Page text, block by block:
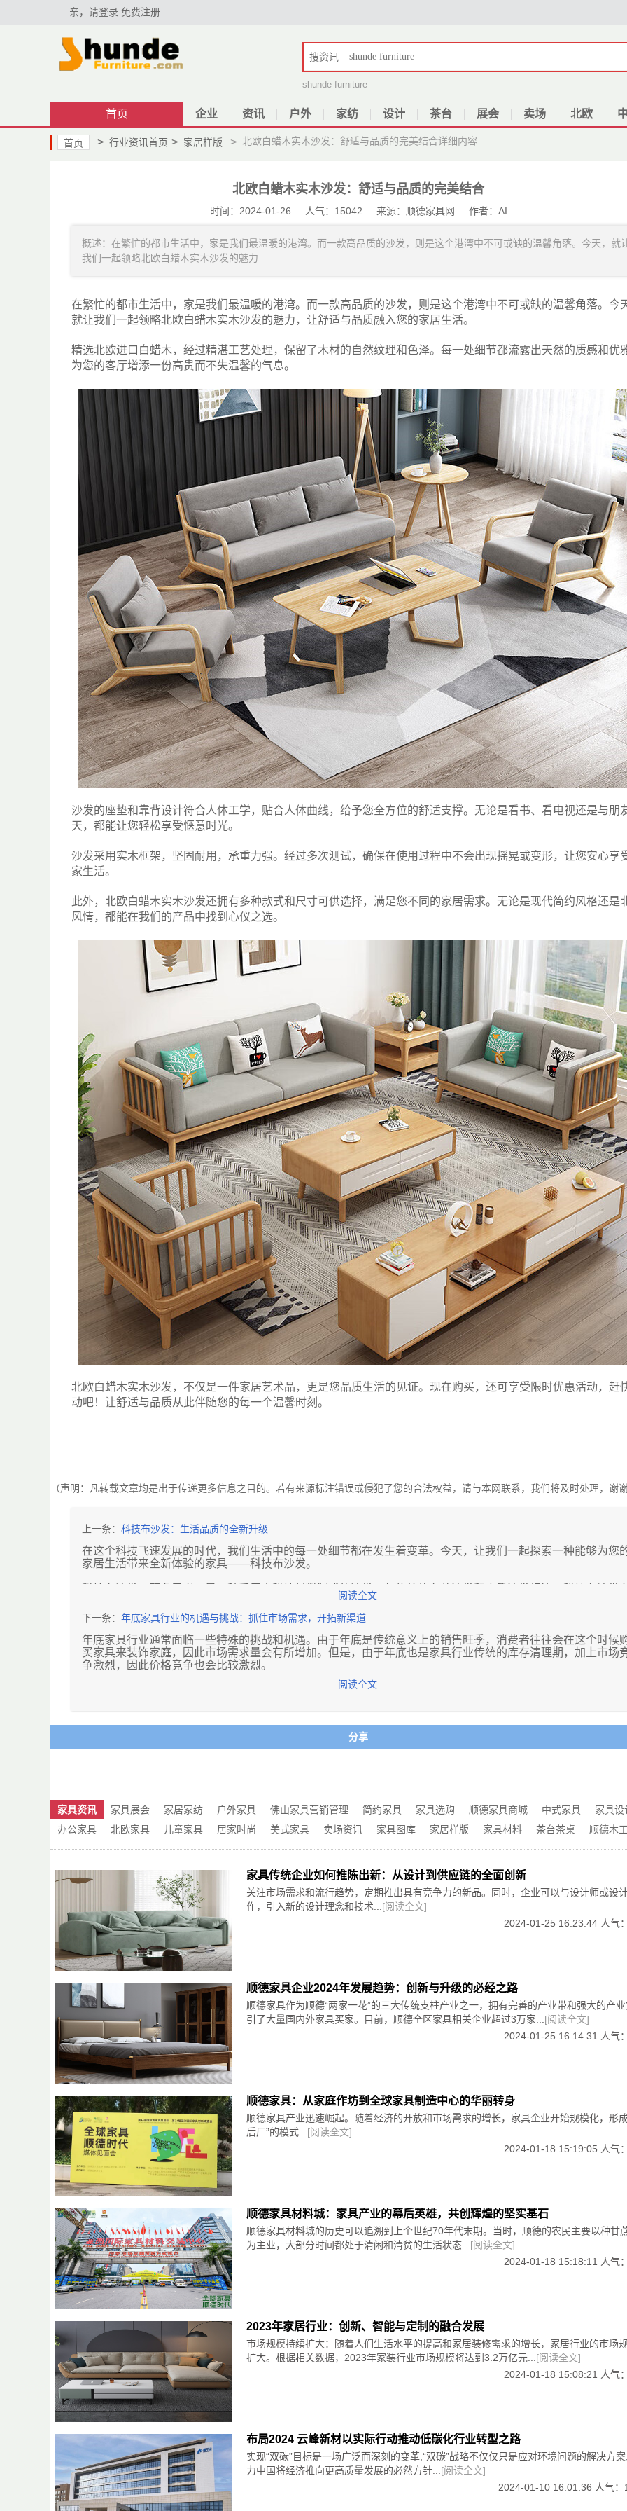
亲，请登录 免费注册
搜资讯
shunde furniture
首页 企业 资讯 户外 家纺 设计 茶台 展会 卖场 北欧
首页 > 行业资讯首页 > 家居样版 > 北欧白蜡木实木沙发：舒适与品质的完美结合详细内容
北欧白蜡木实木沙发：舒适与品质的完美结合
时间：2024-01-26 人气：15042 来源：顺德家具网 作者：AI
概述：在繁忙的都市生活中，家是我们最温暖的港湾。而一款高品质的沙发，则是这个港湾中不可或缺的温馨角落。今天，就
我们一起领略北欧白蜡木实木沙发的魅力......
在繁忙的都市生活中，家是我们最温暖的港湾。而一款高品质的沙发，则是这个港湾中不可或缺的温馨角落。今
就让我们一起领略北欧白蜡木实木沙发的魅力，让舒适与品质融入您的家居生活。
精选北欧进口白蜡木，经过精湛工艺处理，保留了木材的自然纹理和色泽。每一处细节都流露出天然的质感和优
为您的客厅增添一份高贵而不失温馨的气息。
沙发的座垫和靠背设计符合人体工学，贴合人体曲线，给予您全方位的舒适支撑。无论是看书、看电视还是与朋
天，都能让您轻松享受惬意时光。
沙发采用实木框架，坚固耐用，承重力强。经过多次测试，确保在使用过程中不会出现摇晃或变形，让您安心享
家生活。
此外，北欧白蜡木实木沙发还拥有多种款式和尺寸可供选择，满足您不同的家居需求。无论是现代简约风格还是
风情，都能在我们的产品中找到心仪之选。
北欧白蜡木实木沙发，不仅是一件家居艺术品，更是您品质生活的见证。现在购买，还可享受限时优惠活动，赶
动吧！让舒适与品质从此伴随您的每一个温馨时刻。
（声明：凡转载文章均是出于传递更多信息之目的。若有来源标注错误或侵犯了您的合法权益，请与本网联系，我们将及时处理，谢谢
上一条： 科技布沙发：生活品质的全新升级
在这个科技飞速发展的时代，我们生活中的每一处细节都在发生着变革。今天，让我们一起探索一种能够为您
家居生活带来全新体验的家具——科技布沙发。
科技布沙发，顾名思义，是一种采用高科技材料制成的沙发。与传统的布艺沙发和皮质沙发相比，科技布沙发在
耐用性、易清洁性和舒适度方面都有着显著的优势。
首先，让我们来谈谈科技布沙发的耐用性。由于其表面覆盖着一层高科技材料，科技布沙发能够抵御日常生活中
的污渍、油渍和划痕。这意味着您无需再为轻微的污渍而犯愁，只需轻轻一擦，沙发就能焕然一新。
其次，科技布沙发的易清洁性也是其备受青睐的一大原因。对于有孩子的家庭来说，沙发常常成为孩子们的玩具
和画板，传统的布艺沙发难以清洗，而科技布沙发只需用湿布擦拭即可，方便快捷。
阅读全文
下一条： 年底家具行业的机遇与挑战：抓住市场需求，开拓新渠道
年底家具行业通常面临一些特殊的挑战和机遇。由于年底是传统意义上的销售旺季，消费者往往会在这个时候
买家具来装饰家庭，因此市场需求量会有所增加。但是，由于年底也是家具行业传统的库存清理期，加上市场
争激烈，因此价格竞争也会比较激烈。
此外，随着电商平台的兴起，年底线上销售渠道的竞争也日益激烈。许多家具企业会通过促销活动、折扣销售等
总的来说，年底家具行业面临着机遇和挑战并存的局面。家具企业需要抓住市场需求，积极开拓新的销售渠道和
营销方式，以提高销售额和市场份额。同时，也需要加强产品质量和服务质量，提升消费者满意度和忠诚度。
阅读全文
分享
家具资讯 家具展会 家居家纺 户外家具 佛山家具营销管理 简约家具 家具选购 顺德家具商城 中式家具
家具设
办公家具
北欧家具 儿童家具 居家时尚 美式家具 卖场资讯 家具图库 家居样版 家具材料 茶台茶桌 顺德木
家具传统企业如何推陈出新：从设计到供应链的全面创新
关注市场需求和流行趋势，定期推出具有竞争力的新品。同时，企业可以与设计师或设
作，引入新的设计理念和技术... [阅读全文]
2024-01-25 16:23:44 人气
顺德家具企业2024年发展趋势：创新与升级的必经之路
顺德家具作为顺德“两家一花”的三大传统支柱产业之一，拥有完善的产业带和强大的产
引了大量国内外家具买家。目前，顺德全区家具相关企业超过3万家... [阅读全文]
2024-01-25 16:14:31 人气
顺德家具：从家庭作坊到全球家具制造中心的华丽转身
顺德家具产业迅速崛起。随着经济的开放和市场需求的增长，家具企业开始规模化，形
后厂”的模式... [阅读全文]
2024-01-18 15:19:05 人气
顺德家具材料城：家具产业的幕后英雄，共创辉煌的坚实基石
顺德家具材料城的历史可以追溯到上个世纪70年代末期。当时，顺德的农民主要以种甘
为主业，大部分时间都处于清闲和清贫的生活状态... [阅读全文]
2024-01-18 15:18:11 人气
2023年家居行业：创新、智能与定制的融合发展
市场规模持续扩大：随着人们生活水平的提高和家居装修需求的增长，家居行业的市场
扩大。根据相关数据，2023年家装行业市场规模将达到3.2万亿元... [阅读全文]
2024-01-18 15:08:21 人气
布局2024 云峰新材以实际行动推动低碳化行业转型之路
实现“双碳”目标是一场广泛而深刻的变革,“双碳”战略不仅仅只是应对环境问题的解决方
力中国将经济推向更高质量发展的必然方针... [阅读全文]
2024-01-10 16:01:36 人气：